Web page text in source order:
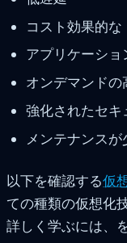
コスト効果的な
アプリケーシ
オンデマンド
強化されたセキ
メンテナンスが
以下を確認する仮
ての種類の仮想化
詳しく学ぶには、